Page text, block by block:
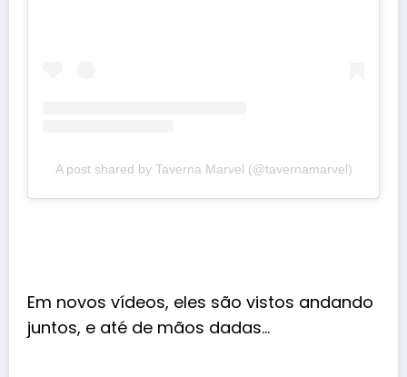
A post shared by Taverna Marvel (@tavernamarvel)
Em novos vídeos, eles são vistos andando
juntos, e até de mãos dadas…